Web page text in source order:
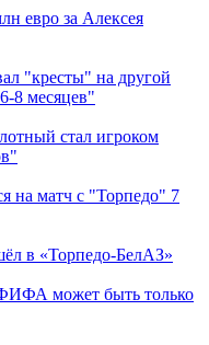
евро за Алексея
"кресты" на другой
8 месяцев"
стал игроком
на матч с "Торпедо" 7
в «Торпедо-БелАЗ»
ФИФА может быть только